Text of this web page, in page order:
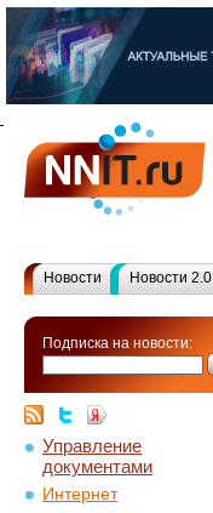
Новости Новости 2.0
Подписка на новости:
Управление
документами
Интернет